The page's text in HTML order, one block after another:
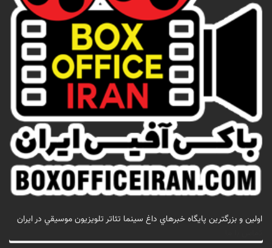
اولين و بزرگترين پايگاه خبرهاي داغ سينما تئاتر تلويزيون موسيقي در ايران